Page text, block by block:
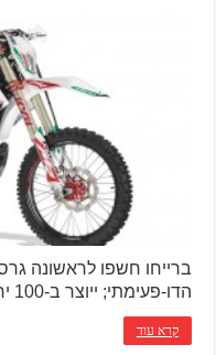
הדו-פעימתי; ייוצר ב-100 יחידות בלבד
קרא עוד